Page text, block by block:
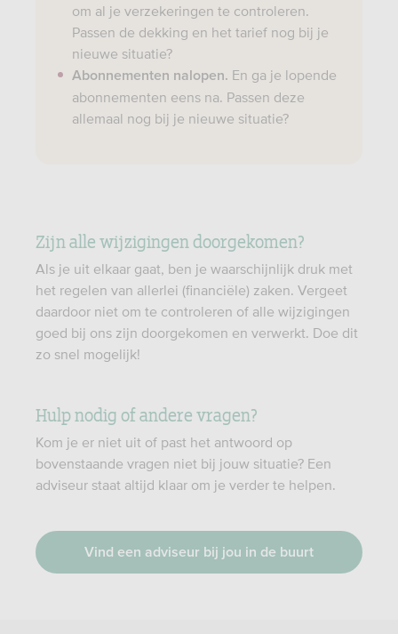
om al je verzekeringen te controleren.
Passen de dekking en het tarief nog bij je
nieuwe situatie?
Abonnementen nalopen. En ga je lopende
abonnementen eens na. Passen deze
allemaal nog bij je nieuwe situatie?
Zijn alle wijzigingen doorgekomen?
Als je uit elkaar gaat, ben je waarschijnlijk druk met
het regelen van allerlei (financiële) zaken. Vergeet
daardoor niet om te controleren of alle wijzigingen
goed bij ons zijn doorgekomen en verwerkt. Doe dit
zo snel mogelijk!
Hulp nodig of andere vragen?
Kom je er niet uit of past het antwoord op
bovenstaande vragen niet bij jouw situatie? Een
adviseur staat altijd klaar om je verder te helpen.
Vind een adviseur bij jou in de buurt